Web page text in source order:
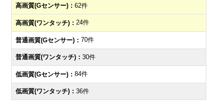
62件
24件
70件
30件
84件
36件